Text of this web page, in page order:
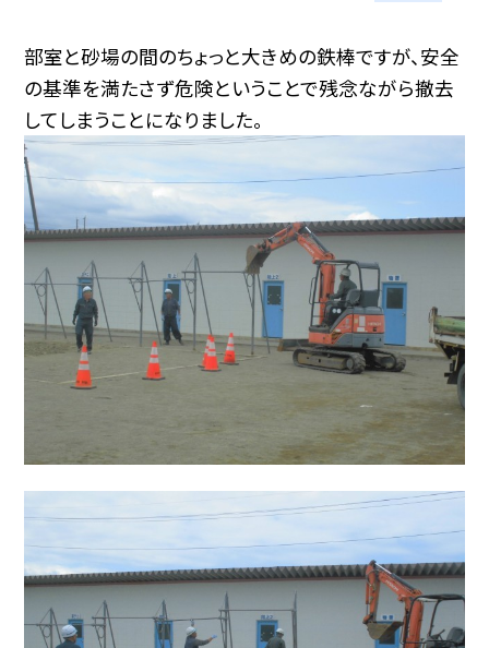
部室と砂場の間のちょっと大きめの鉄棒ですが、安全
の基準を満たさず危険ということで残念ながら撤去
してしまうことになりました。